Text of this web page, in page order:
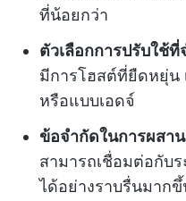
ที่น้อยกว่า
ตัวเลือกการปรับใช้ที่
มีการโฮสต์ที่ยืดหยุ่น
หรือแบบเอดจ์
ข้อจำกัดในการผสา
สามารถเชื่อมต่อกับ
ได้อย่างราบรื่นมาก